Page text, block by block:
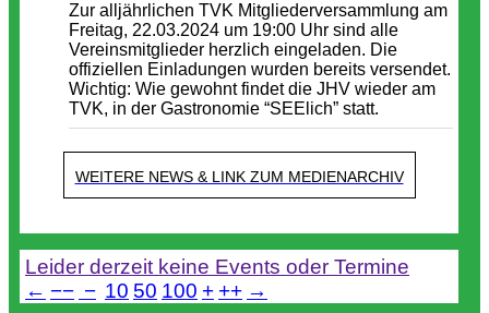
Zur alljährlichen TVK Mitgliederversammlung am
Freitag, 22.03.2024 um 19:00 Uhr sind alle
Vereinsmitglieder herzlich eingeladen. Die
offiziellen Einladungen wurden bereits versendet.
Wichtig: Wie gewohnt findet die JHV wieder am
TVK, in der Gastronomie “SEElich” statt.
WEITERE NEWS & LINK ZUM MEDIENARCHIV
Leider derzeit keine Events oder Termine
← −− − 10 50 100 + ++ →